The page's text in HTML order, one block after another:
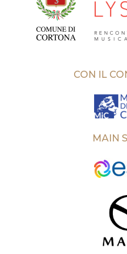
CON IL
MAIN